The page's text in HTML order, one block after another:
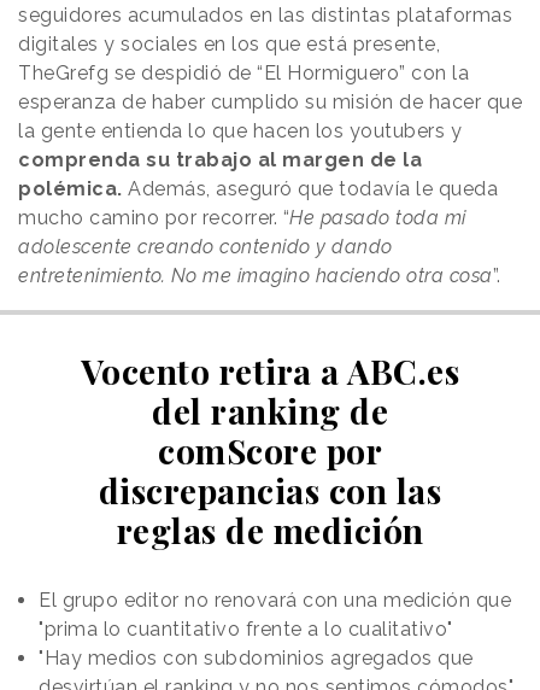
seguidores acumulados en las distintas plataformas
digitales y sociales en los que está presente,
TheGrefg se despidió de “El Hormiguero” con la
esperanza de haber cumplido su misión de hacer que
la gente entienda lo que hacen los youtubers y
comprenda su trabajo al margen de la
polémica. Además, aseguró que todavía le queda
mucho camino por recorrer. “He pasado toda mi
adolescente creando contenido y dando
entretenimiento. No me imagino haciendo otra cosa”.
Vocento retira a ABC.es
del ranking de
comScore por
discrepancias con las
reglas de medición
El grupo editor no renovará con una medición que
"prima lo cuantitativo frente a lo cualitativo"
"Hay medios con subdominios agregados que